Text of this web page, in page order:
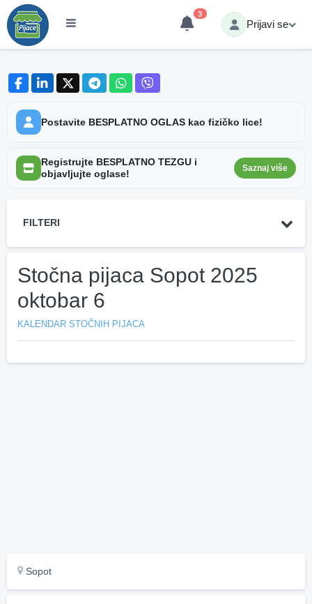
3
Prijavi se
Postavite BESPLATNO OGLAS kao fizičko lice!
Registrujte BESPLATNO TEZGU i
objavljujte oglase!
Saznaj više
FILTERI
Stočna pijaca Sopot 2025
oktobar 6
KALENDAR STOČNIH PIJACA
Sopot